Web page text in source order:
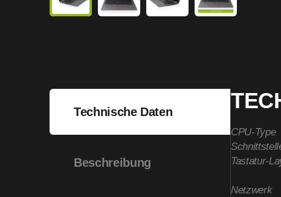
Technische Daten
Beschreibung
CPU-Type
Tastatur-
Netzwerk